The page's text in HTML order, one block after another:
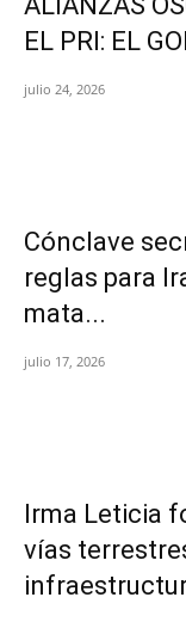
EL PRI: EL
julio 24, 2026
Cónclave
reglas para
mata...
julio 17, 2026
Irma Leticia
vías